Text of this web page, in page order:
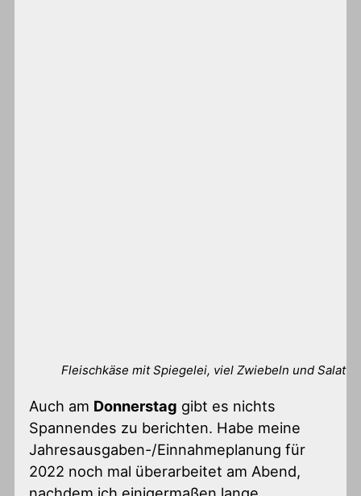
Fleischkäse mit Spiegelei, viel Zwiebeln und Salat
Auch am Donnerstag gibt es nichts
Spannendes zu berichten. Habe meine
Jahresausgaben-/Einnahmeplanung für
2022 noch mal überarbeitet am Abend,